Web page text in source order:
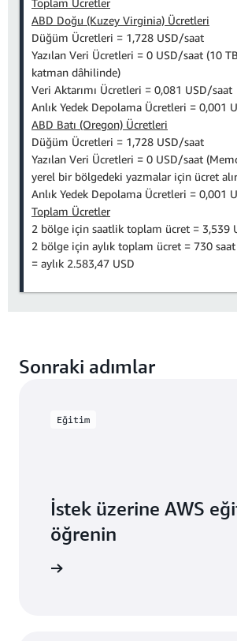
Toplam Ücretler
ABD Doğu (Kuzey Virginia) Ücretleri
Düğüm Ücretleri = 1,728 USD/saat
Yazılan Veri Ücretleri = 0 USD/saat (10
katman dâhilinde)
Veri Aktarımı Ücretleri = 0,081 USD/saat
Anlık Yedek Depolama Ücretleri = 0,001
ABD Batı (Oregon) Ücretleri
Düğüm Ücretleri = 1,728 USD/saat
Yazılan Veri Ücretleri = 0 USD/saat
yerel bir bölgedeki yazmalar için ücret
Anlık Yedek Depolama Ücretleri = 0,001
Toplam Ücretler
2 bölge için saatlik toplam ücret = 3,539
2 bölge için aylık toplam ücret = 730
= aylık 2.583,47 USD
Sonraki adımlar
Eğitim
İstek üzerine AWS
öğrenin